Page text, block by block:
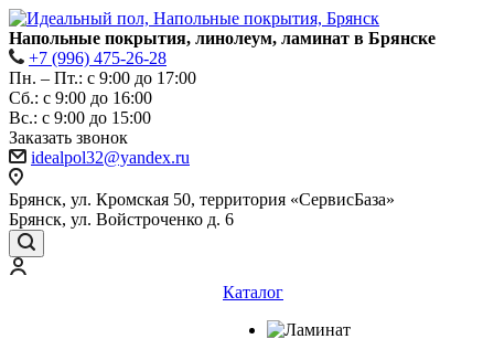
Напольные покрытия, линолеум, ламинат в Брянске
+7 (996) 475-26-28
Пн. – Пт.: с 9:00 до 17:00
Сб.: с 9:00 до 16:00
Bc.: с 9:00 до 15:00
Заказать звонок
idealpol32@yandex.ru
Брянск, ул. Кромская 50, территория «СервисБаза»
Брянск, ул. Войстроченко д. 6
Каталог